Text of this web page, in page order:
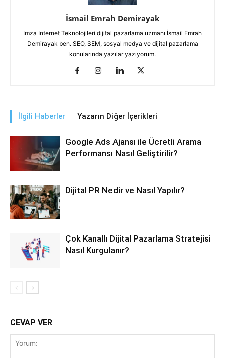
İsmail Emrah Demirayak
İmza İnternet Teknolojileri dijital pazarlama uzmanı İsmail Emrah
Demirayak ben. SEO, SEM, sosyal medya ve dijital pazarlama
konularında yazılar yazıyorum.
İlgili Haberler Yazarın Diğer İçerikleri
Google Ads Ajansı ile Ücretli Arama
Performansı Nasıl Geliştirilir?
Dijital PR Nedir ve Nasıl Yapılır?
Çok Kanallı Dijital Pazarlama Stratejisi
Nasıl Kurgulanır?
CEVAP VER